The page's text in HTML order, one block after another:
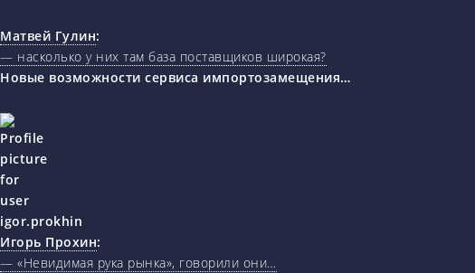
Матвей Гулин:
— насколько у них там база поставщиков широкая?
Новые возможности сервиса импортозамещения…
Игорь Прохин:
— «Невидимая рука рынка», говорили они…